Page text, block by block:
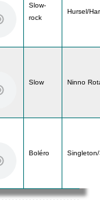
Slow-
rock
Hursel/
Slow Ninno
Boléro